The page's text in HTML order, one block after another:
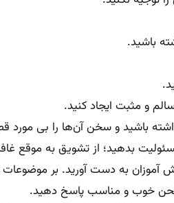
باشید.
و مثبت ایجاد کنید.
باشید و سخن آن‌ها را بی مورد
بدهید؛ از تشویق به موقع
به دست آورید. بر موضوعات
لحن خوب و مناسب پاسخ دهید.